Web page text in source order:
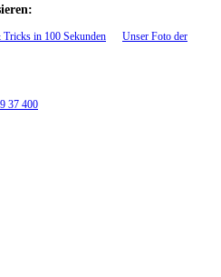
in 100 Sekunden
Unser Foto der
37 400